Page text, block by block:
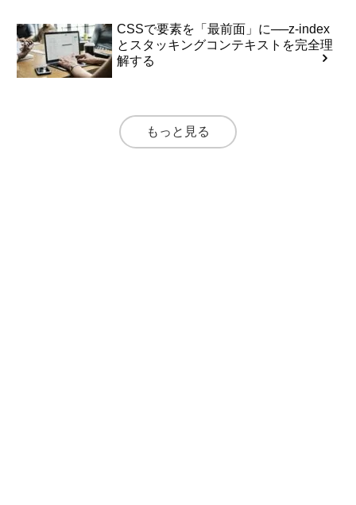
CSSで要素を「最前面」に──z-index
とスタッキングコンテキストを完全理
解する
もっと見る